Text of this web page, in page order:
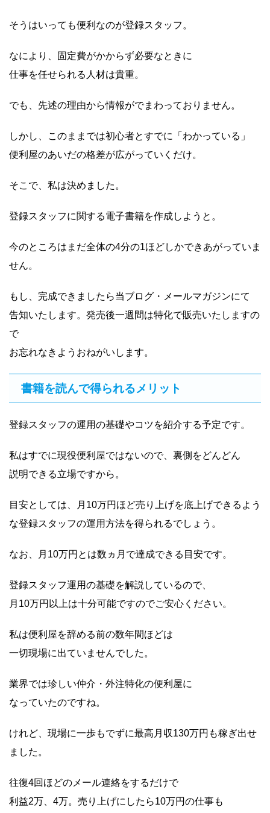
そうはいっても便利なのが登録スタッフ。
なにより、固定費がかからず必要なときに
仕事を任せられる人材は貴重。
でも、先述の理由から情報がでまわっておりません。
しかし、このままでは初心者とすでに「わかっている」
便利屋のあいだの格差が広がっていくだけ。
そこで、私は決めました。
登録スタッフに関する電子書籍を作成しようと。
今のところはまだ全体の4分の1ほどしかできあがっていま
せん。
もし、完成できましたら当ブログ・メールマガジンにて
告知いたします。発売後一週間は特化で販売いたしますの
で
お忘れなきようおねがいします。
書籍を読んで得られるメリット
登録スタッフの運用の基礎やコツを紹介する予定です。
私はすでに現役便利屋ではないので、裏側をどんどん
説明できる立場ですから。
目安としては、月10万円ほど売り上げを底上げできるよう
な登録スタッフの運用方法を得られるでしょう。
なお、月10万円とは数ヵ月で達成できる目安です。
登録スタッフ運用の基礎を解説しているので、
月10万円以上は十分可能ですのでご安心ください。
私は便利屋を辞める前の数年間ほどは
一切現場に出ていませんでした。
業界では珍しい仲介・外注特化の便利屋に
なっていたのですね。
けれど、現場に一歩もでずに最高月収130万円も稼ぎ出せ
ました。
往復4回ほどのメール連絡をするだけで
利益2万、4万。売り上げにしたら10万円の仕事も